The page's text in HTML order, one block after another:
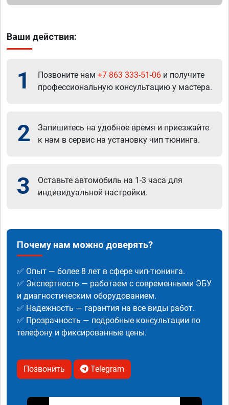
Ваши действия:
1 Позвоните нам +7 863 333-51-06 и получите
профессиональную консультацию у мастера.
2
Запишитесь на удобное время и приезжайте
к нам в сервис на установку чип тюнинга.
3
Оставьте автомобиль на 1-3 часа для
индивидуальной настройки.
Почему нам можно доверять?
✅ Опыт — более 8 лет в сфере чип-тюнинга.
✅ Экспертность — работаем с современными ЭБУ
и диагностическим оборудованием.
✅ Надежность — гарантия на все виды работ.
✅ Прозрачность — подробные консультации по
телефону и фиксированные цены.
Позвонить Telegram